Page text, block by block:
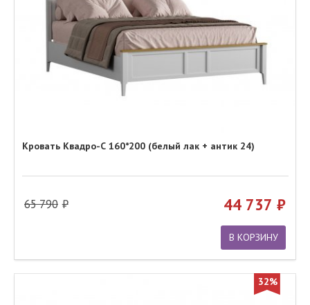
Кровать Квадро-С 160*200 (белый лак + антик 24)
65 790 44 737
В КОРЗИНУ
32%